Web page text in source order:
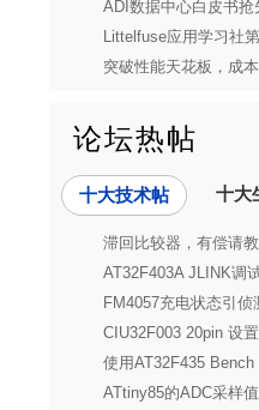
等！现货供
ADI数据中心白皮书
Littelfuse应用学习社
的消费电子电源解决
突破性能天花板，成
论坛热帖
十大技术帖 十大
滞回比较器，有偿请教
AT32F403A JLINK调
FM4057充电状态引侦
ATtiny85的ADC采样